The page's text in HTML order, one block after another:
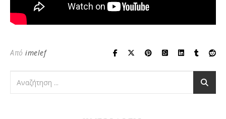
Από imelef